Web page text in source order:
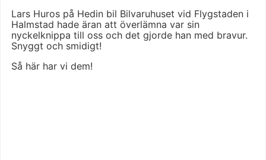
Lars Huros på Hedin bil Bilvaruhuset vid Flygstaden i
Halmstad hade äran att överlämna var sin
nyckelknippa till oss och det gjorde han med bravur.
Snyggt och smidigt!
Så här har vi dem!